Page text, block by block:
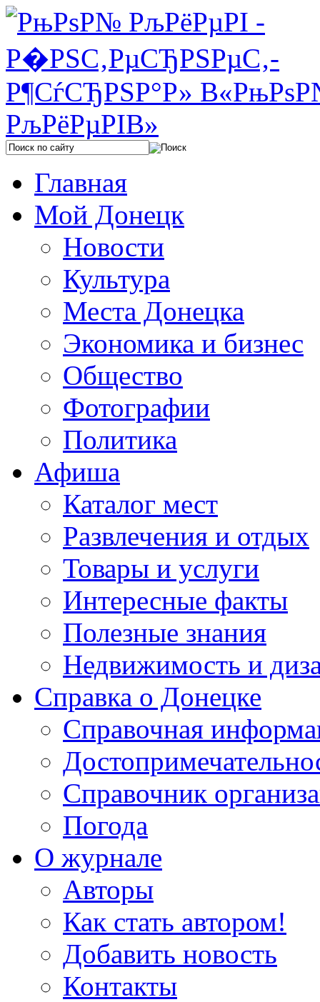
Главная
Мой Донецк
Новости
Культура
Места Донецка
Экономика и бизнес
Общество
Фотографии
Политика
Афиша
Каталог мест
Развлечения и отдых
Товары и услуги
Интересные факты
Полезные знания
Недвижимость и
Справка о Донецке
Справочная
Справочник
Погода
О журнале
Авторы
Как стать автором!
Добавить новость
Контакты